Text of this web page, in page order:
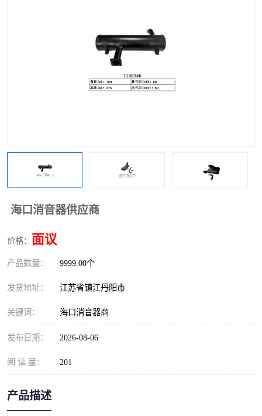
海口消音器供应商
价格： 面议
产品数量： 9999.00个
发货地址： 江苏省镇江丹阳市
关键词： 海口消音器商
发布日期： 2026-08-06
阅 读 量： 201
产品描述